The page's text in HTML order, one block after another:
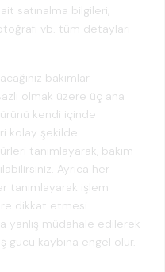
satınalma bilgileri,
vb. tüm detayları
bakımlar
olmak üzere üç ana
kendi içinde
kolay şekilde
tanımlayarak, bakım
Ayrıca her
tanımlayarak işlem
dikkat etmesi
yanlış müdahale edilerek
gücü kaybına engel olur.